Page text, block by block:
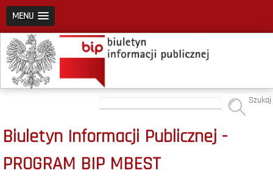
MENU
Szukaj
Biuletyn Informacji Publicznej -
PROGRAM BIP MBEST